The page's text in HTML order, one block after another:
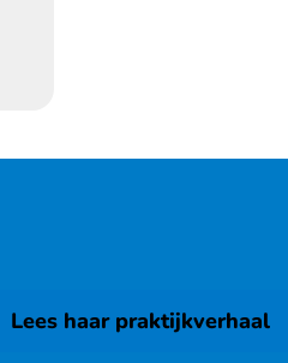
Lees haar praktijkverhaal